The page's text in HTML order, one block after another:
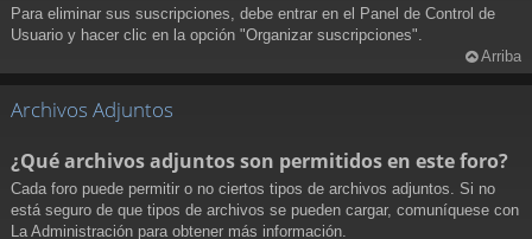
Para eliminar sus suscripciones, debe entrar en el Panel de Control de
Usuario y hacer clic en la opción "Organizar suscripciones".
Arriba
Archivos Adjuntos
¿Qué archivos adjuntos son permitidos en este foro?
Cada foro puede permitir o no ciertos tipos de archivos adjuntos. Si no
está seguro de que tipos de archivos se pueden cargar, comuníquese con
La Administración para obtener más información.